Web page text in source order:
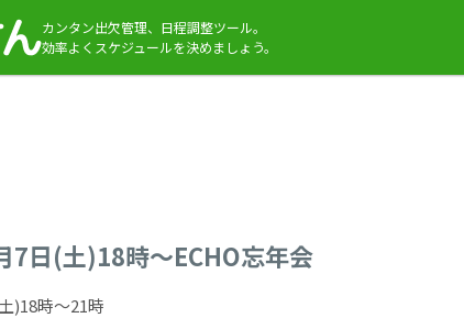
カンタン出欠管理、日程調整ツール。
効率よくスケジュールを決めましょう。
7日(土)18時～ECHO忘年会
)18時～21時